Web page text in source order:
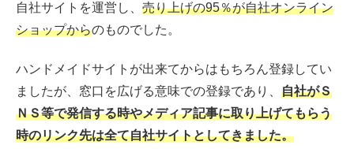
自社サイトを運営し、 売り上げの95％が自社オンライン
ショップからのものでした。
ハンドメイドサイトが出来てからはもちろん登録してい
ましたが、窓口を広げる意味での登録であり、 自社がＳ
ＮＳ等で発信する時やメディア記事に取り上げてもらう
時のリンク先は全て自社サイトとしてきました。